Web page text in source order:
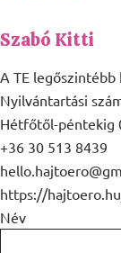
Szabó Kitti
A TE
Nyilvántartási
Hétfőtől-péntekig
+36 30 513 8439
https://
Név